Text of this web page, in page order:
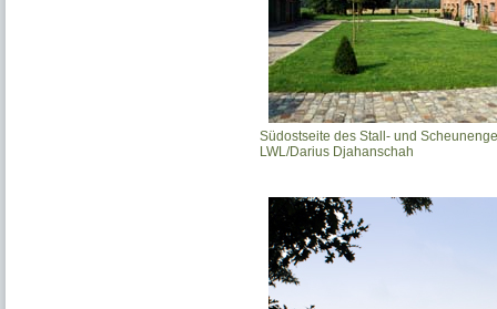
Südostseite des Stall- und
LWL/Darius Djahanschah